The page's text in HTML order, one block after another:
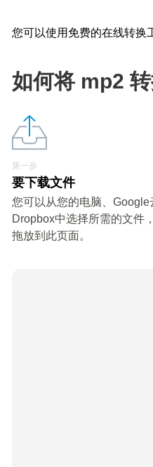
您可以使用免费的在线转换
如何将 mp2
第一步
要下载文件
您可以从您的电脑、Google
Dropbox中选择所需的文件
拖放到此页面。